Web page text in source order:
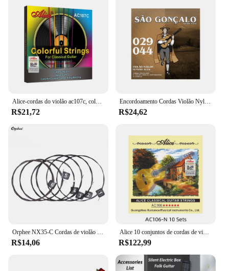
Alice-cordas do violão ac107c, colorido, nylon, revestido, liga de cobre, normal Tensão, 028-043 polegadas
R$21,72
Encordoamento Cordas Violão Nylon Cristal Bolinha Pesada 029 São Gonçalo
R$24,62
Orphee NX35-C Cordas de violão clássico de nylon 6 peças conjunto completo de substituição (.028-.045) núcleo de nylon cor aço banhado a tensão dura
R$14,06
Alice 10 conjuntos de cordas de violão clássico ac106, nylon transparente, liga de cobre banhada a prata, enrolamento de tensão normal/dura, cordas de aprendizagem
R$122,99